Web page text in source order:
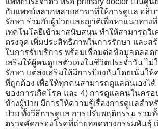
กับแพทย์หลากหลายสาขาที่ให้การดูแล อธิบ
รักษา ร่วมกับผู้ป่วยและญาติเพื่อหาแนวทาง
เทคโนโลยีเข้ามาสนับสนุน ทำให้สามารถวิเ
ตรงจุด เพิ่มประสิทธิภาพในการรักษา และส
ในการรับบริการ พร้อมเชื่อมต่อข้อมูลตลอด
เสริมให้ผู้คนดูแลตัวเองในชีวิตประจำวัน ไม่
รักษา แต่ส่งเสริมให้มีการป้องกันโดยเน้นให้
ที่ถูกต้อง เพื่อให้ทุกคนสามารถดูแลตนเองได้
ของการเกิดโรค และ 4) การดูแลคนในคร
ข้างผู้ป่วย มีการให้ความรู้เรื่องการดูแลสำ
ป่วย ทั้งวีธีการดูแล การปรับพฤติกรรม รวม
ตรวจคัดกรองโรคที่ถ่ายทอดทางกรรมพันธุ์